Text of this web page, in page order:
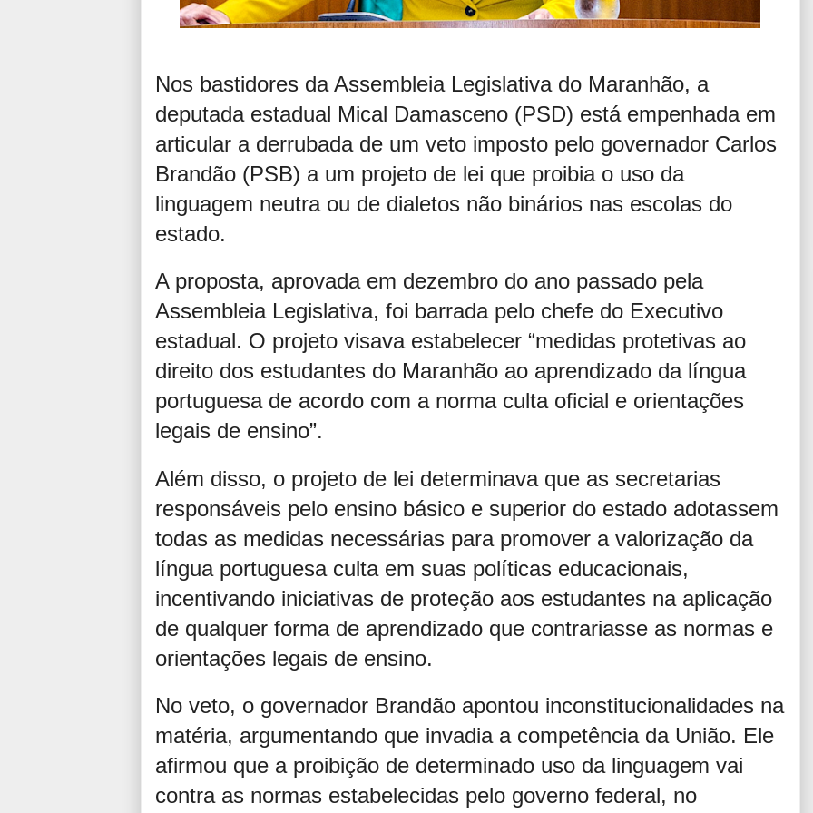
Nos bastidores da Assembleia Legislativa do Maranhão, a
deputada estadual Mical Damasceno (PSD) está empenhada em
articular a derrubada de um veto imposto pelo governador Carlos
Brandão (PSB) a um projeto de lei que proibia o uso da
linguagem neutra ou de dialetos não binários nas escolas do
estado.
A proposta, aprovada em dezembro do ano passado pela
Assembleia Legislativa, foi barrada pelo chefe do Executivo
estadual. O projeto visava estabelecer “medidas protetivas ao
direito dos estudantes do Maranhão ao aprendizado da língua
portuguesa de acordo com a norma culta oficial e orientações
legais de ensino”.
Além disso, o projeto de lei determinava que as secretarias
responsáveis pelo ensino básico e superior do estado adotassem
todas as medidas necessárias para promover a valorização da
língua portuguesa culta em suas políticas educacionais,
incentivando iniciativas de proteção aos estudantes na aplicação
de qualquer forma de aprendizado que contrariasse as normas e
orientações legais de ensino.
No veto, o governador Brandão apontou inconstitucionalidades na
matéria, argumentando que invadia a competência da União. Ele
afirmou que a proibição de determinado uso da linguagem vai
contra as normas estabelecidas pelo governo federal, no